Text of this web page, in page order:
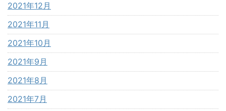
2021年12月
2021年11月
2021年10月
2021年9月
2021年8月
2021年7月